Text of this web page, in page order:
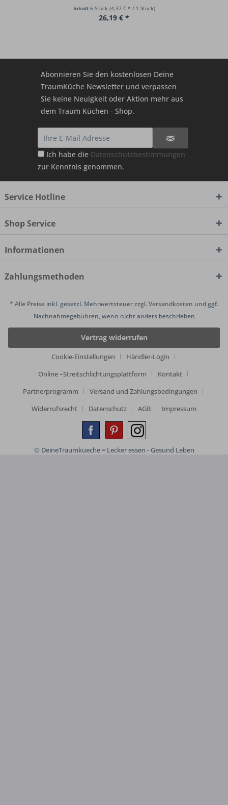
Inhalt 6 Stück (4,37 € * / 1 Stück)
26,19 € *
Abonnieren Sie den kostenlosen Deine
TraumKüche Newsletter und verpassen
Sie keine Neuigkeit oder Aktion mehr aus
dem Traum Küchen - Shop.
Ich habe die Datenschutzbestimmungen
zur Kenntnis genommen.
Service Hotline
Shop Service
Informationen
Zahlungsmethoden
* Alle Preise inkl. gesetzl. Mehrwertsteuer zzgl.Versandkosten und ggf.
Nachnahmegebühren, wenn nicht anders beschrieben
Vertrag widerrufen
Cookie-Einstellungen
Händler-Login
Online –Streitschlichtungsplattform
Kontakt
Partnerprogramm
Versand und Zahlungsbedingungen
Widerrufsrecht
Datenschutz AGB Impressum
© DeineTraumkueche = Lecker essen - Gesund Leben